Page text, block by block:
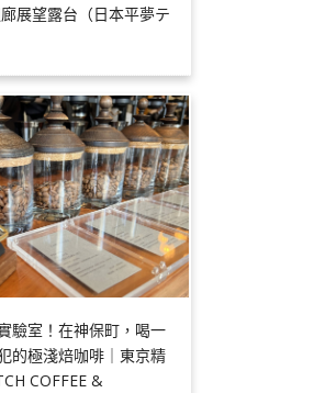
展望露台（日本平夢テ
驗室！在神保町，喝一
的極淺焙咖啡｜東京精
COFFEE &